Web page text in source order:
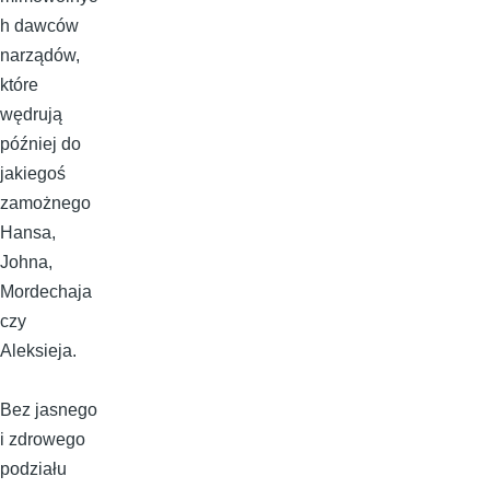
h dawców
narządów,
które
wędrują
później do
jakiegoś
zamożnego
Hansa,
Johna,
Mordechaja
czy
Aleksieja.
Bez jasnego
i zdrowego
podziału